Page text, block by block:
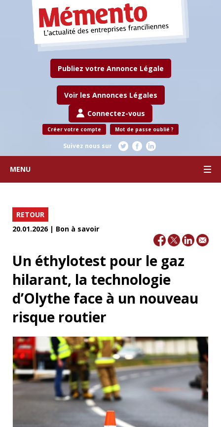
Publiez votre Annonce Légale
Voir les Annonces Légales
Connectez-vous
Créer votre compte Mot de passe oublié ?
Suivez nous sur
MENU
RETOUR
20.01.2026 | Bon à savoir
Un éthylotest pour le gaz
hilarant, la technologie
d’Olythe face à un nouveau
risque routier